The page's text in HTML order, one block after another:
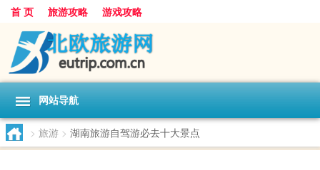
首 页 旅游攻略 游戏攻略
网站导航
> 旅游 > 湖南旅游自驾游必去十大景点